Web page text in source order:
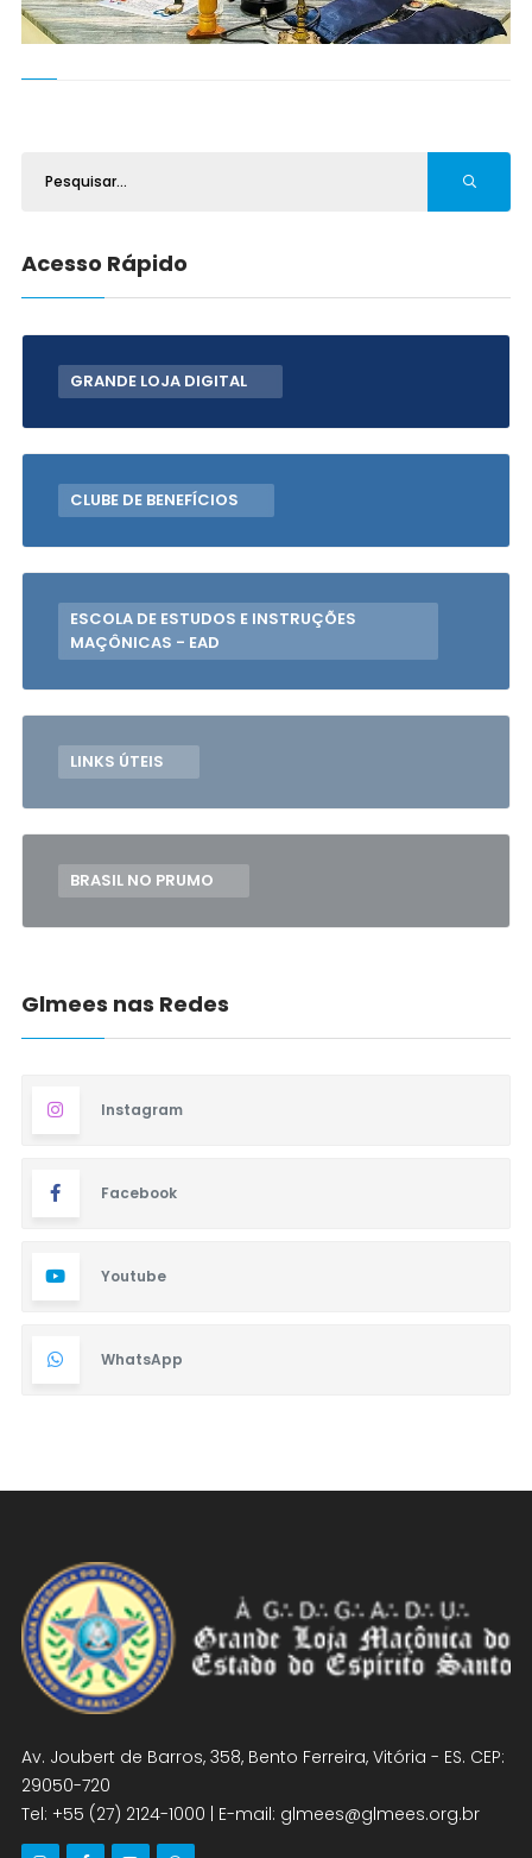
Acesso Rápido
GRANDE LOJA DIGITAL
CLUBE DE BENEFÍCIOS
ESCOLA DE ESTUDOS E INSTRUÇÕES
MAÇÔNICAS - EAD
LINKS ÚTEIS
BRASIL NO PRUMO
Glmees nas Redes
Instagram
Facebook
Youtube
WhatsApp
Av. Joubert de Barros, 358, Bento Ferreira, Vitória - ES. CEP:
29050-720
Tel: +55 (27) 2124-1000 | E-mail: glmees@glmees.org.br